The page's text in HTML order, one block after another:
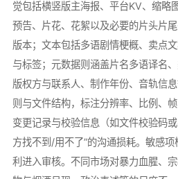
觉包括横竖版主海报、平台KV、缩略
预告、片花、花絮以及必要的片头片
版本；文本包括多语剧情梗概、卖点
与标签；元数据则涵盖片名多语译名
版权方与联系人、制作年份、音轨信
则与文件结构，标注分辨率、比例、
变更记录与校验信息（如文件校验码
方找不到/用不了”的沟通损耗。敏感
利进入审核。不同市场对暴力血腥、